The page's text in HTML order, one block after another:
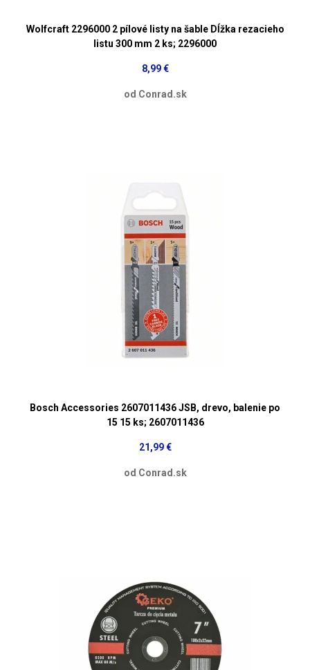
Wolfcraft 2296000 2 pílové listy na šable Dĺžka rezacieho
listu 300 mm 2 ks; 2296000
8,99 €
od Conrad.sk
Bosch Accessories 2607011436 JSB, drevo, balenie po
15 15 ks; 2607011436
21,99 €
od Conrad.sk